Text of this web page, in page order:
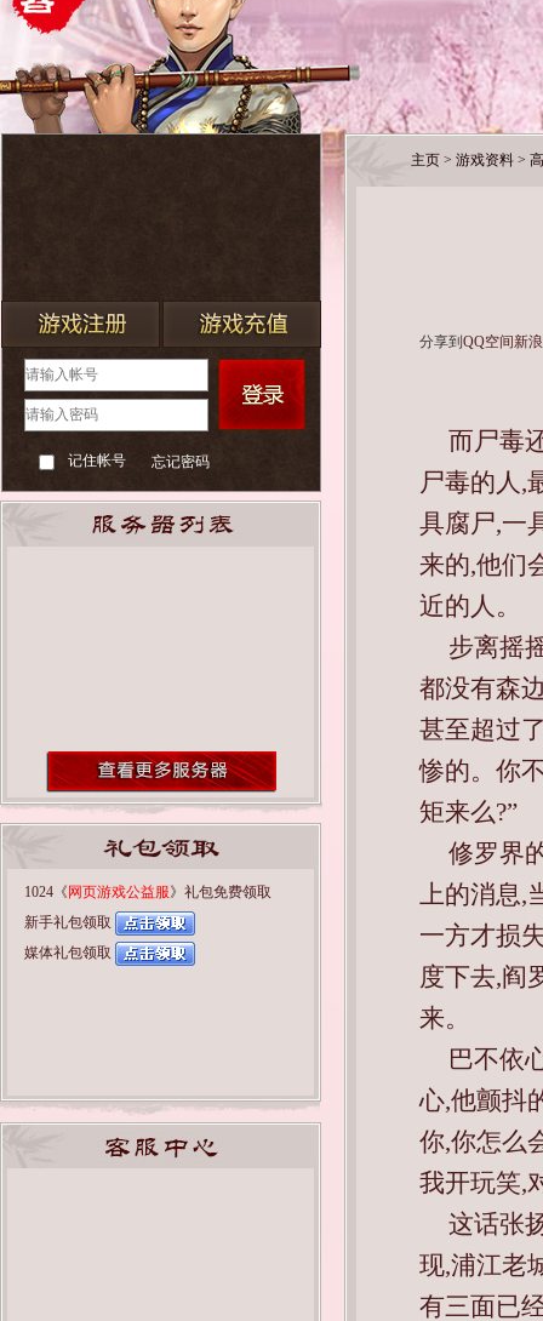
记住帐号 忘记密码
1024《 网页游戏公益服》礼包免费领取
新手礼包领取
媒体礼包领取
主页 > 游戏资料 >
分享到QQ空间 新
而尸毒
尸毒的人,
具腐尸,一
来的,他们
近的人。
步离摇
都没有森
甚至超过
惨的。你
矩来么?”
修罗界
上的消息,
一方才损
度下去,阎
来。
巴不依
心,他颤抖
你,你怎么
我开玩笑,
这话张
现,浦江老
有三面已